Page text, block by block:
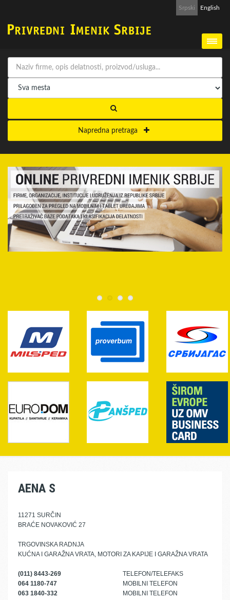
Srpski English
Napredna pretraga
AENA S
11271 SURČIN
BRAĆE NOVAKOVIĆ 27
TRGOVINSKA RADNJA
KUĆNA I GARAŽNA VRATA, MOTORI ZA KAPIJE I GARAŽNA VRATA
(011) 8443-269
TELEFON/TELEFAKS
064 1180-747
MOBILNI TELEFON
063 1840-332
MOBILNI TELEFON